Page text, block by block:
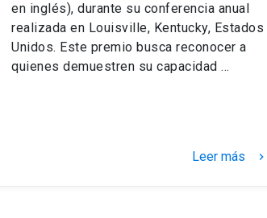
en inglés), durante su conferencia anual
realizada en Louisville, Kentucky, Estados
Unidos. Este premio busca reconocer a
quienes demuestren su capacidad …
Leer más keyboard_arrow_right